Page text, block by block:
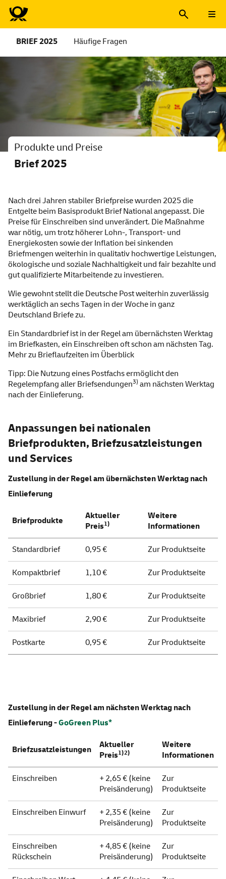
BRIEF 2025 Häufige Fragen
Produkte und Preise
Brief 2025
Neue Preise seit dem
Nach drei Jahren stabiler Briefpreise wurden 2025 die
Entgelte beim Basisprodukt Brief National angepasst. Die
Preise für Einschreiben sind unverändert. Die Maßnahme
war nötig, um trotz höherer Lohn-, Transport- und
Energiekosten sowie der Inflation bei sinkenden
Briefmengen weiterhin in qualitativ hochwertige Leistungen,
ökologische und soziale Nachhaltigkeit und fair bezahlte und
gut qualifizierte Mitarbeitende zu investieren.
Wie gewohnt stellt die Deutsche Post weiterhin zuverlässig
werktäglich an sechs Tagen in der Woche in ganz
Deutschland Briefe zu.
Ein Standardbrief ist in der Regel am übernächsten Werktag
im Briefkasten, ein Einschreiben oft schon am nächsten Tag.
Mehr zu Brieflaufzeiten im Überblick
Tipp: Die Nutzung eines Postfachs ermöglicht den
Regelempfang aller Briefsendungen3) am nächsten Werktag
nach der Einlieferung.
Anpassungen bei nationalen
Briefprodukten, Briefzusatzleistungen
undServices
Zustellung in der Regel am übernächsten Werktag nach
Einlieferung
Briefprodukte
Aktueller
Preis1)
Weitere
Informationen
Standardbrief 0,95 € Zur Produktseite
Kompaktbrief 1,10 € Zur Produktseite
Großbrief 1,80 € Zur Produktseite
Maxibrief 2,90 € Zur Produktseite
Postkarte 0,95 € Zur Produktseite
Zustellung in der Regel am nächsten Werktag nach
Einlieferung -GoGreen Plus*
Briefzusatzleistungen
Aktueller
Preis1)2)
Weitere
Informationen
Einschreiben
+ 2,65 € (keine
Preisänderung)
Zur
Produktseite
Einschreiben Einwurf
+ 2,35 € (keine
Preisänderung)
Zur
Produktseite
Einschreiben
Rückschein
+ 4,85 € (keine
Preisänderung)
Zur
Produktseite